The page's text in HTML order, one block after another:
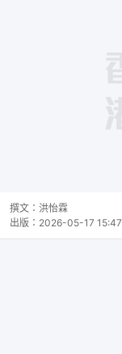
撰文： 洪怡霖
出版： 2026-05-17 15:47